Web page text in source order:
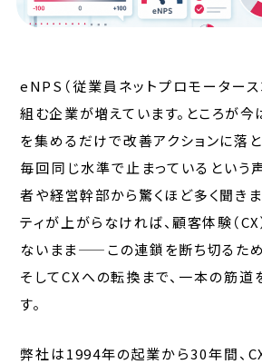
eNPS（従業員ネットプロモータース
組む企業が増えています。ところが
を集めるだけで改善アクションに落
毎回同じ水準で止まっているという
者や経営幹部から驚くほど多く聞き
ティが上がらなければ、顧客体験（
ないまま——この連鎖を断ち切るため
そしてCXへの転換まで、一本の筋道
す。
弊社は1994年の起業から30年間、